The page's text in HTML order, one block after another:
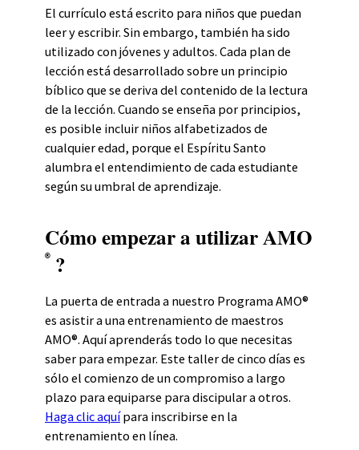
El currículo está escrito para niños que puedan
leer y escribir. Sin embargo, también ha sido
utilizado con jóvenes y adultos. Cada plan de
lección está desarrollado sobre un principio
bíblico que se deriva del contenido de la lectura
de la lección. Cuando se enseña por principios,
es posible incluir niños alfabetizados de
cualquier edad, porque el Espíritu Santo
alumbra el entendimiento de cada estudiante
según su umbral de aprendizaje.
Cómo empezar a utilizar AMO
® ?
La puerta de entrada a nuestro Programa AMO®
es asistir a una entrenamiento de maestros
AMO®. Aquí aprenderás todo lo que necesitas
saber para empezar. Este taller de cinco días es
sólo el comienzo de un compromiso a largo
plazo para equiparse para discipular a otros.
Haga clic aquípara inscribirse en la
entrenamiento en línea.